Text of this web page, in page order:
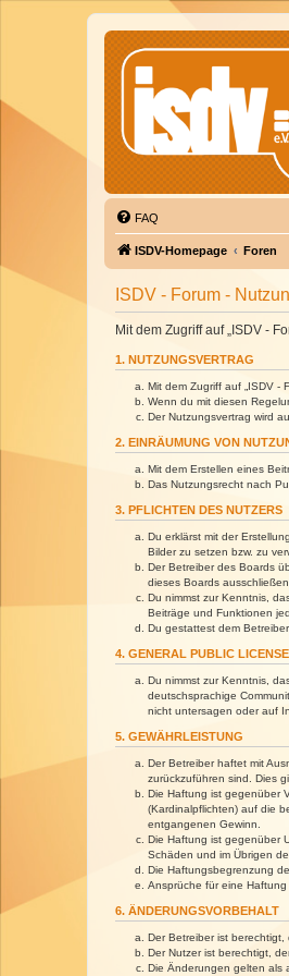
FAQ
ISDV-Homepage Foren
ISDV - Forum -
Mit dem Zugriff auf „ISDV -
1. NUTZUNGSVERTRAG
Mit dem Zugriff auf „ISDV -
Wenn du mit diesen
Der Nutzungsvertrag wird
2. EINRÄUMUNG VON
Mit dem Erstellen eines
Das Nutzungsrecht nach
3. PFLICHTEN DES NUTZERS
Du erklärst mit der
Bilder zu setzen bzw. zu
Der Betreiber des Boards
dieses Boards
Du nimmst zur Kenntnis,
Beiträge und Funktionen
Du gestattest dem
4. GENERAL PUBLIC LICENSE
Du nimmst zur Kenntnis,
deutschsprachige
nicht untersagen oder auf
5. GEWÄHRLEISTUNG
Der Betreiber haftet mit
zurückzuführen sind. Dies
Die Haftung ist gegenüber
(Kardinalpflichten) auf die
entgangenen Gewinn.
Die Haftung ist gegenüber
Schäden und im Übrigen
Die Haftungsbegrenzung
Ansprüche für eine
6. ÄNDERUNGSVORBEHALT
Der Betreiber ist
Der Nutzer ist berechtigt,
Die Änderungen gelten als